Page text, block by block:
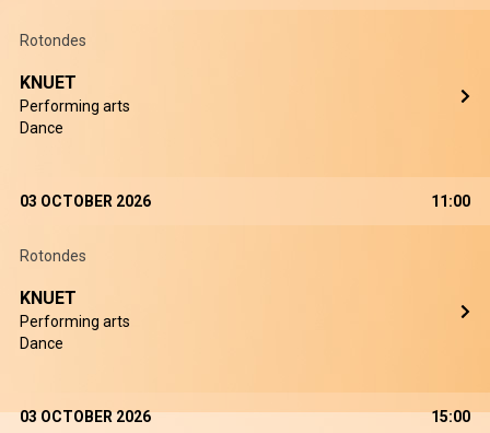
Rotondes
KNUET
Performing arts
Dance
03 OCTOBER 2026 11:00
Rotondes
KNUET
Performing arts
Dance
03 OCTOBER 2026 15:00